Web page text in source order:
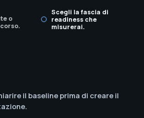
o
Scegli la fascia di
readiness che
misurerai.
il baseline prima di creare il